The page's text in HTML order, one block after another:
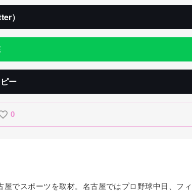
）
ー
0
でスポーツを取材。名古屋ではプロ野球中日、フィ